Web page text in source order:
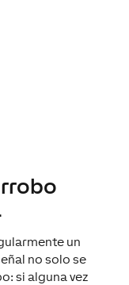
un
no solo se
si alguna vez